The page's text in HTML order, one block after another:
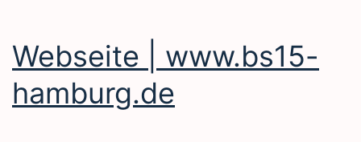
Webseite | www.bs15-
hamburg.de